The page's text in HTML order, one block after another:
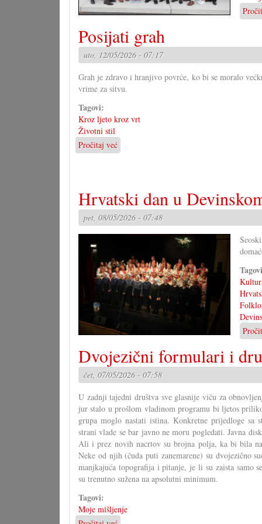
Posijati grah
uto, 12/05/2026 - 07:17
Grah je zdravo i hranjivo povrće, ko bi se moralo
vrime za sitvu.
Tagovi:
Kroz ljeto kroz vrt
Životni stil
Pročitaj već
Posijati
Hrvatski dan u
pet, 08/05/2026 - 07:48
Dvojezični formulari i
čet, 07/05/2026 - 07:58
U zadnji tajedni društva sve glasnije viču za
jur stalo u prošlom vladinom programu bi ljetos
grupa moglo nastati istina. Konkretne prijedloge sa
strani vlade se bar javno ne moru pogledati. Javna
Ali i prez novih nacrtov su brojna polja, ka bi bila
Neke od njih (čuda puti zanemarene) su dvojezično
manjkajuća topografija i pitanje, je li su zaista samo
su trenutno sužena na apsolutni minimum.
Tagovi:
Moje mišljenje